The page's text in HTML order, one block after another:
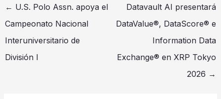
← U.S. Polo Assn. apoya el
Campeonato Nacional
Interuniversitario de
División I
Datavault AI presentará
DataValue®, DataScore® e
Information Data
Exchange® en XRP Tokyo
2026 →